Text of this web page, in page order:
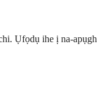
Ụfọdụ ihe ị na-